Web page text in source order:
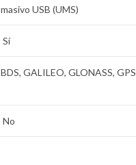
masivo USB (UMS)
Sí
BDS, GALILEO, GLONASS, GPS
No